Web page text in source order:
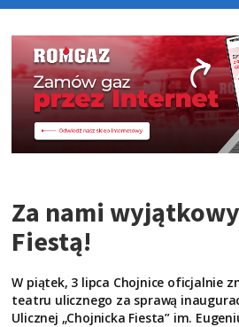
Za nami
Fiestą!
W piątek, 3 lipca Chojnice oficjalnie
teatru ulicznego za sprawą
Ulicznej „Chojnicka Fiesta” im.